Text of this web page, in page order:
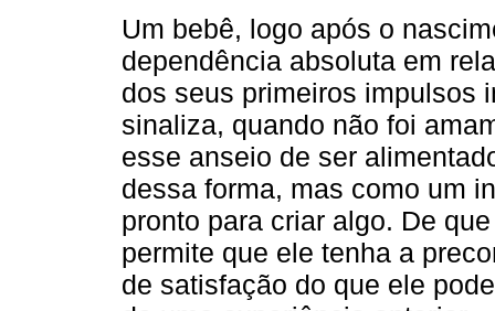
Um bebê, logo após o
dependência absoluta em
dos seus primeiros impulsos
sinaliza, quando não foi
esse anseio de ser
dessa forma, mas como um
pronto para criar algo. De
permite que ele tenha a
de satisfação do que ele